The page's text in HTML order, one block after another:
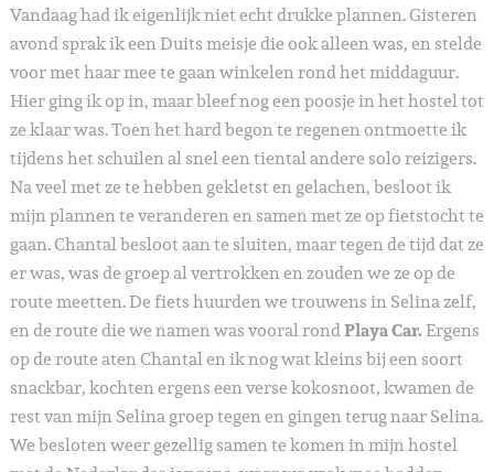
Vandaag had ik eigenlijk niet echt drukke plannen. Gisteren
avond sprak ik een Duits meisje die ook alleen was, en stelde
voor met haar mee te gaan winkelen rond het middaguur.
Hier ging ik op in, maar bleef nog een poosje in het hostel tot
ze klaar was. Toen het hard begon te regenen ontmoette ik
tijdens het schuilen al snel een tiental andere solo reizigers.
Na veel met ze te hebben gekletst en gelachen, besloot ik
mijn plannen te veranderen en samen met ze op fietstocht te
gaan. Chantal besloot aan te sluiten, maar tegen de tijd dat ze
er was, was de groep al vertrokken en zouden we ze op de
route meetten. De fiets huurden we trouwens in Selina zelf,
en de route die we namen was vooral rondPlaya Car. Ergens
op de route aten Chantal en ik nog wat kleins bij een soort
snackbar, kochten ergens een verse kokosnoot, kwamen de
rest van mijn Selina groep tegen en gingen terug naar Selina.
We besloten weer gezellig samen te komen in mijn hostel